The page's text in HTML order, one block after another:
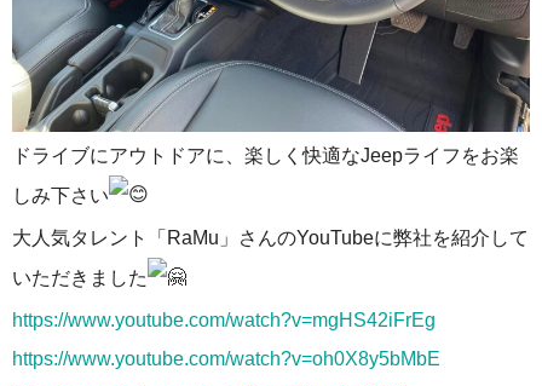
ドライブにアウトドアに、楽しく快適なJeepライフをお楽
しみ下さい
大人気タレント「RaMu」さんのYouTubeに弊社を紹介して
いただきました
https://www.youtube.com/watch?v=mgHS42iFrEg
https://www.youtube.com/watch?v=oh0X8y5bMbE